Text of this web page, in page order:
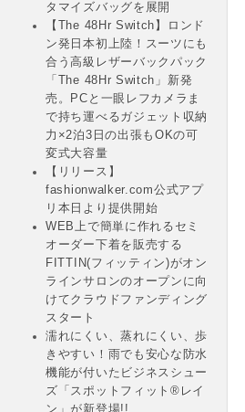
タマイズバッグを展開
【The 48Hr Switch】ロンド
ン発日本初上陸！スーツにも
合う高級レザーバックパック
「The 48Hr Switch」新発
売。PCと一眼レフカメラま
で持ち運べるガジェット収納
力×2泊3日の出張もOKの可
変式大容量
【リリース】
fashionwalker.com公式アプ
リ本日より提供開始
WEB上で簡単に作れるセミ
オーダー下着を販売する
FITTIN(フィッティン)がオン
ラインサロンのオープンに向
けてクラウドファンディング
スタート
濡れにくい、蒸れにくい、歩
きやすい！雨でも安心な防水
機能が付いたビジネスシュー
ズ「スポットフィット®レイ
ン」が新登場!!